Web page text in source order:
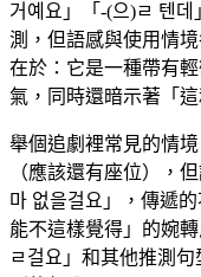
거예요」「-(으)ㄹ 텐
測，但語感與使用情
在於：它是一種帶有
氣，同時還暗示著「
舉個追劇裡常見的情境
（應該還有座位），
마 없을걸요」，傳遞
能不這樣覺得」的婉
ㄹ걸요」和其他推測